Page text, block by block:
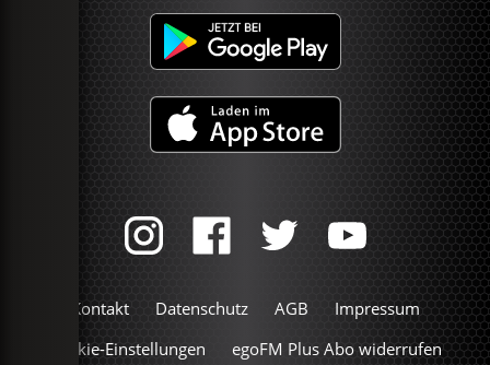
Kontakt Datenschutz AGB
Impressum
Cookie-Einstellungen
egoFM Plus Abo widerrufen